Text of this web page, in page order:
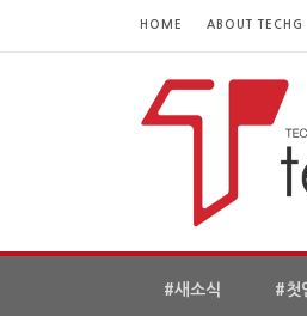
HOME ABOUT TECHG
#새소식 #첫